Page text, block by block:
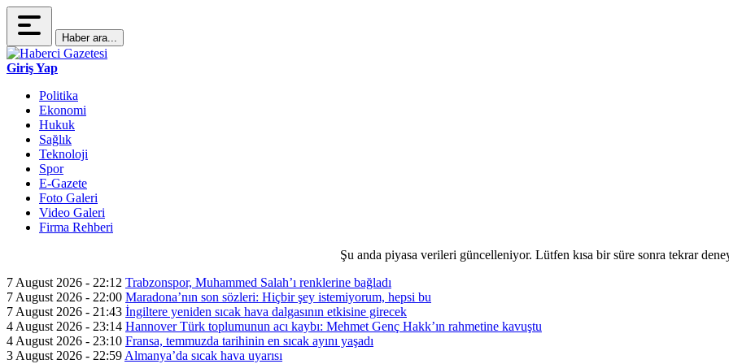
Haber ara...
Giriş Yap
Politika
Ekonomi
Hukuk
Sağlık
Teknoloji
Spor
E-Gazete
Foto Galeri
Video Galeri
Firma Rehberi
Şu anda piyasa verileri güncelleniyor. Lütfen kısa bir süre sonra tekrar
7 August 2026 - 22:12 Trabzonspor, Muhammed Salah’ı renklerine bağladı
7 August 2026 - 22:00 Maradona’nın son sözleri: Hiçbir şey istemiyorum, hepsi bu
7 August 2026 - 21:43 İngiltere yeniden sıcak hava dalgasının etkisine girecek
4 August 2026 - 23:14 Hannover Türk toplumunun acı kaybı: Mehmet Genç Hakk’ın rahmetine kavuştu
4 August 2026 - 23:10 Fransa, temmuzda tarihinin en sıcak ayını yaşadı
3 August 2026 - 22:59 Almanya’da sıcak hava uyarısı